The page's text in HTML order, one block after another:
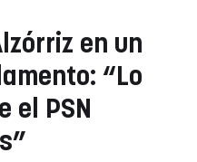
en un
“Lo
el PSN